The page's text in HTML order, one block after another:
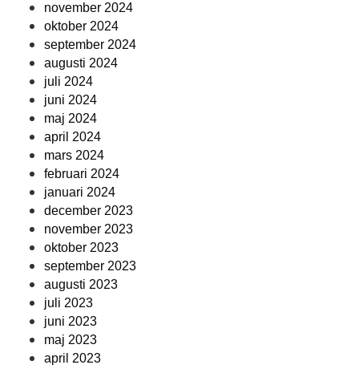
november 2024
oktober 2024
september 2024
augusti 2024
juli 2024
juni 2024
maj 2024
april 2024
mars 2024
februari 2024
januari 2024
december 2023
november 2023
oktober 2023
september 2023
augusti 2023
juli 2023
juni 2023
maj 2023
april 2023